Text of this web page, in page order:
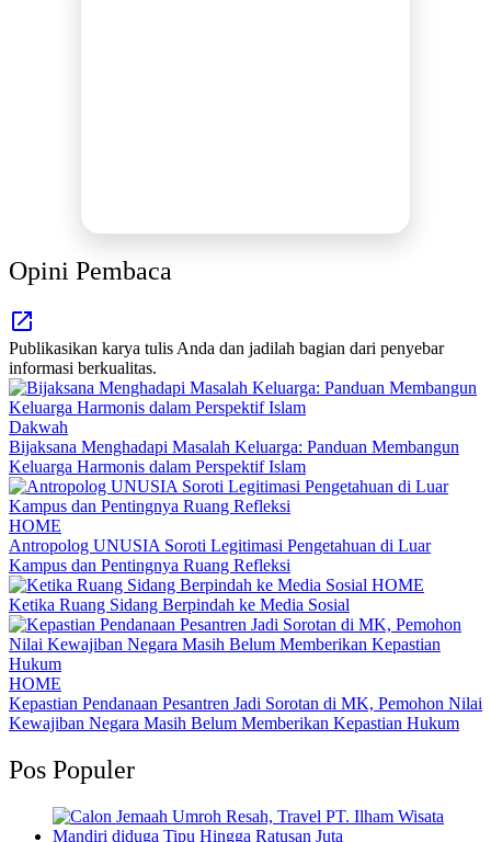
Opini Pembaca
Publikasikan karya tulis Anda dan jadilah bagian dari penyebar
informasi berkualitas.
Dakwah
Bijaksana Menghadapi Masalah Keluarga: Panduan Membangun
Keluarga Harmonis dalam Perspektif Islam
HOME
Antropolog UNUSIA Soroti Legitimasi Pengetahuan di Luar
Kampus dan Pentingnya Ruang Refleksi
HOME
Ketika Ruang Sidang Berpindah ke Media Sosial
HOME
Kepastian Pendanaan Pesantren Jadi Sorotan di MK, Pemohon Nilai
Kewajiban Negara Masih Belum Memberikan Kepastian Hukum
Pos Populer